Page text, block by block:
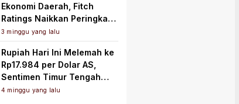
Ekonomi Daerah, Fitch
Ratings Naikkan Peringkat
Bank Jambi Jadi ‘A+(idn)’
dengan Outlook Stabil
3 minggu yang lalu
Rupiah Hari Ini Melemah ke
Rp17.984 per Dolar AS,
Sentimen Timur Tengah
Tekan Mata Uang
4 minggu yang lalu